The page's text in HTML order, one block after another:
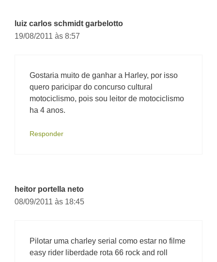
luiz carlos schmidt garbelotto
19/08/2011 às 8:57
Gostaria muito de ganhar a Harley, por isso
quero paricipar do concurso cultural
motociclismo, pois sou leitor de motociclismo
ha 4 anos.
Responder
heitor portella neto
08/09/2011 às 18:45
Pilotar uma charley serial como estar no filme
easy rider liberdade rota 66 rock and roll